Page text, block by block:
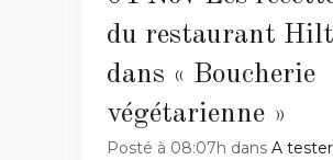
du restaurant
dans « Boucherie
végétarienne »
Posté à 08:07h dans A tester